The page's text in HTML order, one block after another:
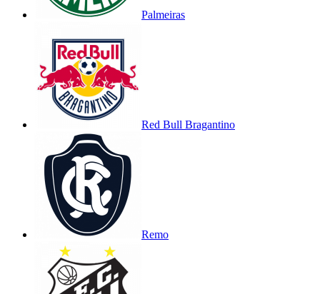
Palmeiras
Red Bull Bragantino
Remo